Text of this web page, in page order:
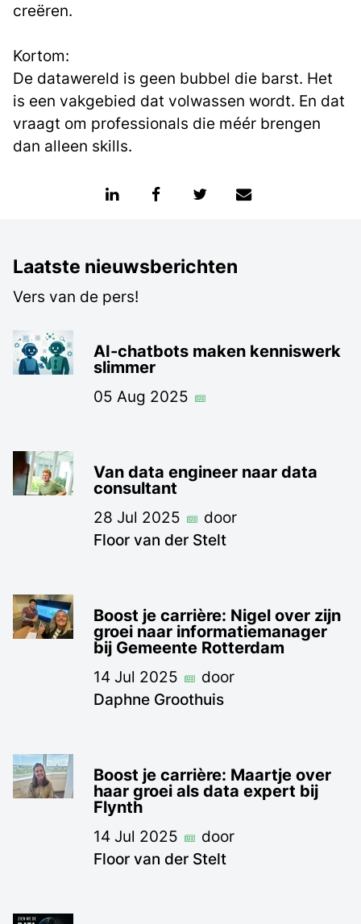
creëren.
Kortom:
De datawereld is geen bubbel die barst. Het
is een vakgebied dat volwassen wordt. En dat
vraagt om professionals die méér brengen
dan alleen skills.
Laatste nieuwsberichten
Vers van de pers!
AI-chatbots maken kenniswerk
slimmer
05 Aug 2025
Van data engineer naar data
consultant
28 Jul 2025
door
Floor van der Stelt
Boost je carrière: Nigel over zijn
groei naar informatiemanager
bij Gemeente Rotterdam
14 Jul 2025
door
Daphne Groothuis
Boost je carrière: Maartje over
haar groei als data expert bij
Flynth
14 Jul 2025
door
Floor van der Stelt